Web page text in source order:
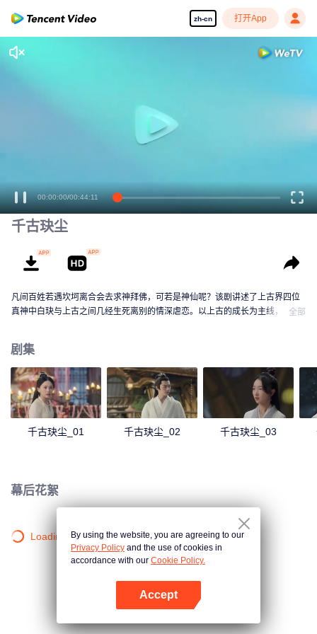
zh-cn 打开App
00:00:00/00:44:11
千古玦尘
凡间百姓若遇坎坷离合会去求神拜佛，可若是神仙呢？该剧讲述了上古界四位
真神中白玦与上古之间几经生死离别的情深虐恋。以上古的成长为主线，从灵
惜，有人默默等待了六万年，用自己还给她三界永生。 九州八荒之下，她又是
否能够承载这一场超越三生三世的亘古之恋？
全部
剧集
千古玦尘_01 千古玦尘_02 千古玦尘_03
幕后花絮
Loading…By using the website, you are agreeing to our
Privacy Policy and the use of cookies in
accordance with our Cookie Policy.
Accept